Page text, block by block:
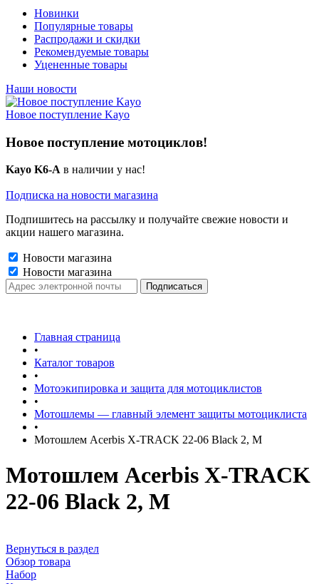
Новинки
Популярные товары
Распродажи и скидки
Рекомендуемые товары
Уцененные товары
Наши новости
Новое поступление Kayo
Новое поступление мотоциклов!
Kayo K6-A в наличии у нас!
Подписка на новости магазина
Подпишитесь на рассылку и получайте свежие новости и
акции нашего магазина.
Новости магазина
Новости магазина
Главная страница
•
Каталог товаров
•
Мотоэкипировка и защита для мотоциклистов
•
Мотошлемы — главный элемент защиты мотоциклиста
•
Мотошлем Acerbis X-TRACK 22-06 Black 2, M
Мотошлем Acerbis X-TRACK
22-06 Black 2, M
Вернуться в раздел
Обзор товара
Набор